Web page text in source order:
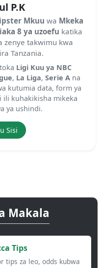
P.K
Mkuu wa Mkeka
8 ya uzoefu katika
zenye takwimu kwa
Tanzania.
Ligi Kuu ya NBC
, La Liga,Serie A na
kutumia data, form ya
ili kuhakikisha mikeka
ya ushindi.
Sisi
Makala
Tips
tips za leo, odds kubwa